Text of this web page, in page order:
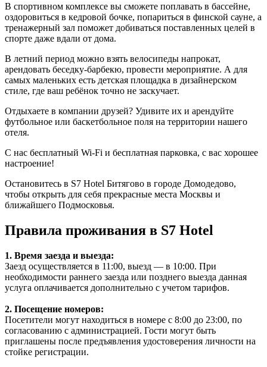
В спортивном комплексе вы сможете поплавать в бассейне,
оздоровиться в кедровой бочке, попариться в финской сауне, а
тренажерный зал поможет добиваться поставленных целей в
спорте даже вдали от дома.
В летний период можно взять велосипеды напрокат,
арендовать беседку-барбекю, провести мероприятие. А для
самых маленьких есть детская площадка в дизайнерском
стиле, где ваш ребёнок точно не заскучает.
Отдыхаете в компании друзей? Удивите их и арендуйте
футбольное или баскетбольное поля на территории нашего
отеля.
С нас бесплатный Wi-Fi и бесплатная парковка, с вас хорошее
настроение!
Остановитесь в S7 Hotel Битягово в городе Домодедово,
чтобы открыть для себя прекрасные места Москвы и
ближайшего Подмосковья.
Правила проживания в S7 Hotel
1. Время заезда и выезда:
Заезд осуществляется в 11:00, выезд — в 10:00. При
необходимости раннего заезда или позднего выезда данная
услуга оплачивается дополнительно с учетом тарифов.
2. Посещение номеров:
Посетители могут находиться в номере с 8:00 до 23:00, по
согласованию с администрацией. Гости могут быть
приглашены после предъявления удостоверения личности на
стойке регистрации.